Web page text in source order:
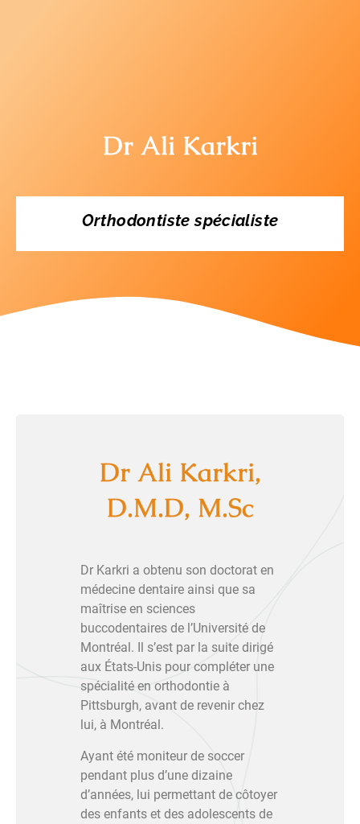
Dr Ali Karkri
Orthodontiste spécialiste
Dr Ali Karkri,
D.M.D, M.Sc
Dr Karkri a obtenu son doctorat en
médecine dentaire ainsi que sa
maîtrise en sciences
buccodentaires de l’Université de
Montréal. Il s’est par la suite dirigé
aux États-Unis pour compléter une
spécialité en orthodontie à
Pittsburgh, avant de revenir chez
lui, à Montréal.
Ayant été moniteur de soccer
pendant plus d’une dizaine
d’années, lui permettant de côtoyer
des enfants et des adolescents de